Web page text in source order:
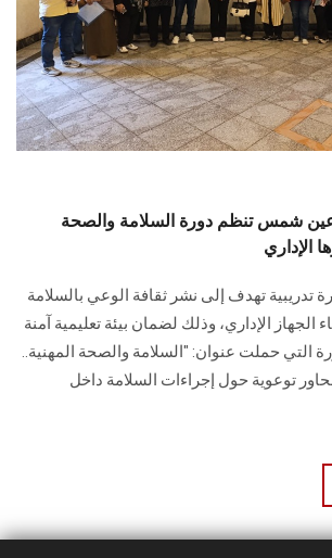
هيئة التدريس
الدراسات العليا
الخريجين
سجل الان
عين شمس تنظم دورة السلامة والصحة
الإداري
تدريبية تهدف إلى نشر ثقافة الوعي بالسلامة
الجهاز الإداري، وذلك لضمان بيئة تعليمية آمنة
التي حملت عنوان: "السلامة والصحة المهنية..
توعوية حول إجراءات السلامة داخل